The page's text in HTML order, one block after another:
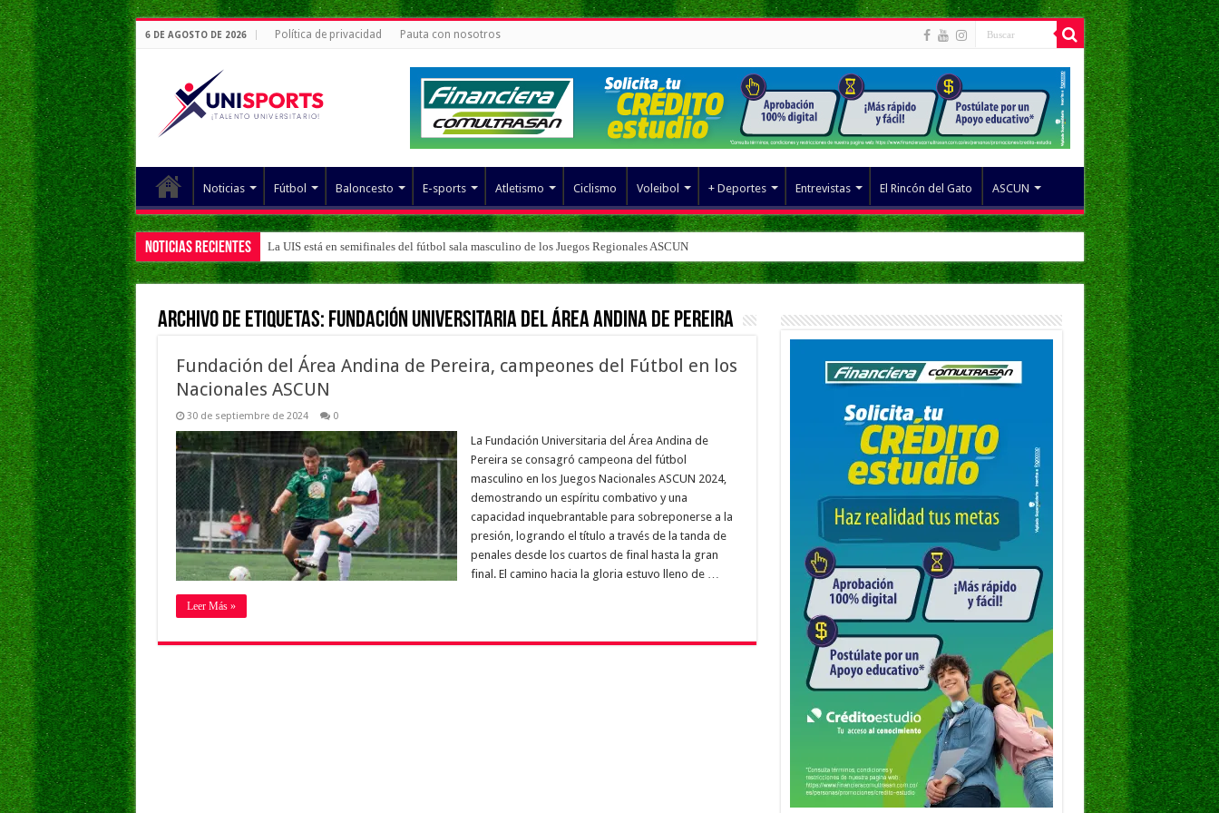
6 DE AGOSTO DE 2026 Política de privacidad Pauta con nosotros
Noticias Fútbol Baloncesto E-sports Atletismo Ciclismo Voleibol + Deportes Entrevistas El Rincón del Gato ASCUN
Noticias Recientes La UIS está en semifinales del fútbol sala masculino de los Juegos Regionales ASCUN
Archivo de Etiquetas: Fundación Universitaria del Área Andina de Pereira
Fundación del Área Andina de Pereira, campeones del Fútbol en los
Nacionales ASCUN
30 de septiembre de 2024 0
La Fundación Universitaria del Área Andina de
Pereira se consagró campeona del fútbol
masculino en los Juegos Nacionales ASCUN 2024,
demostrando un espíritu combativo y una
capacidad inquebrantable para sobreponerse a la
presión, logrando el título a través de la tanda de
penales desde los cuartos de final hasta la gran
final. El camino hacia la gloria estuvo lleno de …
Leer Más »